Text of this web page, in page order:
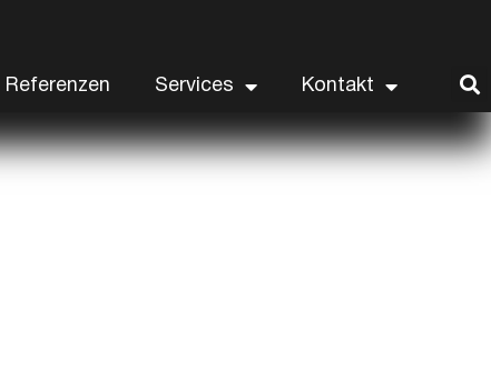
Referenzen Services Kontakt